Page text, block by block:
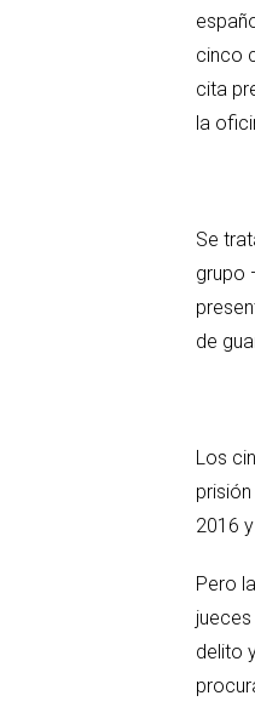
cinco
cita
la
Se
grupo
de
Los
2016
Pero
delito